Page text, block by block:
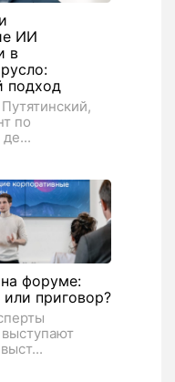
ИИ
в
подход
по
форуме:
приговор?